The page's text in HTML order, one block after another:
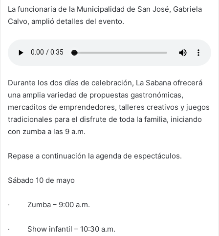
La funcionaria de la Municipalidad de San José, Gabriela
Calvo, amplió detalles del evento.
Durante los dos días de celebración, La Sabana ofrecerá
una amplia variedad de propuestas gastronómicas,
mercaditos de emprendedores, talleres creativos y juegos
tradicionales para el disfrute de toda la familia, iniciando
con zumba a las 9 a.m.
Repase a continuación la agenda de espectáculos.
Sábado 10 de mayo
· Zumba – 9:00 a.m.
· Show infantil – 10:30 a.m.